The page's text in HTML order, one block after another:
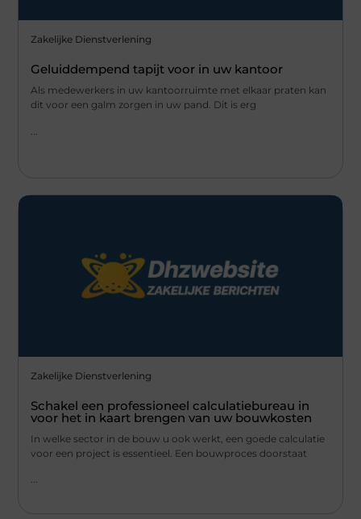
Zakelijke Dienstverlening
Geluiddempend tapijt voor in uw kantoor
Als medewerkers in uw kantoorruimte met elkaar praten kan
dit voor een galm zorgen in uw pand. Dit is erg
Zakelijke Dienstverlening
Schakel een professioneel calculatiebureau in
voor het in kaart brengen van uw bouwkosten
In welke sector in de bouw u ook werkt, een goede calculatie
voor een project is essentieel. Een bouwproces doorstaat
...